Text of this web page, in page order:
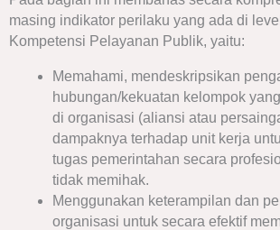
masing indikator perilaku yang ada di
Kompetensi Pelayanan Publik, yaitu:
Memahami, mendeskripsikan
hubungan/kekuatan kelompok
di organisasi (aliansi atau
dampaknya terhadap unit kerja
tugas pemerintahan secara
tidak memihak.
Menggunakan keterampilan dan
organisasi untuk secara efektif